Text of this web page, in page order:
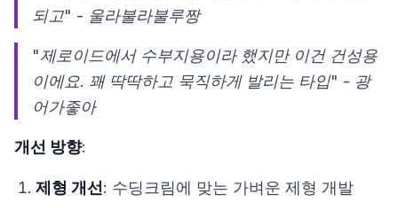
되고" - 울라불라불루짱
"제로이드에서 수부지용이라 했지만 이건 건성용
이에요. 꽤 딱딱하고 묵직하게 발리는 타입" - 광
어가좋아
개선 방향:
제형 개선 : 수딩크림에 맞는 가벼운 제형 개발